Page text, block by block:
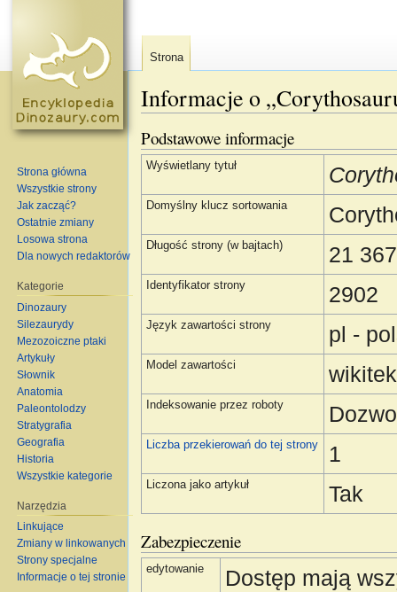
Informacje o
Podstawowe informacje
Wyświetlany tytuł
Domyślny klucz sortowania
Długość strony (w bajtach) 21 367
Identyfikator strony 2902
Język zawartości strony pl -
Model zawartości
Indeksowanie przez roboty
Liczba przekierowań do tej strony 1
Liczona jako artykuł Tak
Zabezpieczenie
edytowanie Dostęp mają
Strona
Strona główna
Wszystkie strony
Jak zacząć?
Ostatnie zmiany
Losowa strona
Dla nowych redaktorów
Kategorie
Dinozaury
Silezaurydy
Mezozoiczne ptaki
Artykuły
Słownik
Anatomia
Paleontolodzy
Stratygrafia
Geografia
Historia
Wszystkie kategorie
Narzędzia
Linkujące
Zmiany w linkowanych
Strony specjalne
Informacje o tej stronie